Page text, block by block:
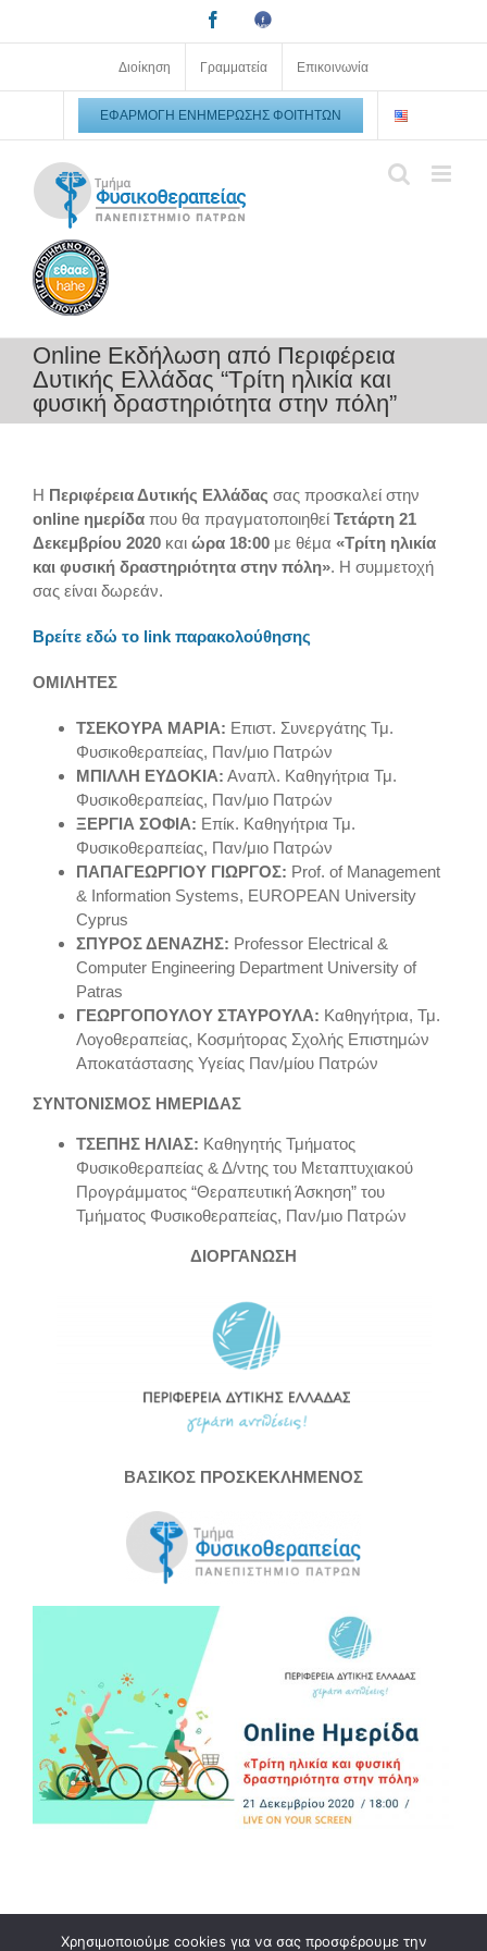
FacebookFacebook
Διοίκηση Γραμματεία Επικοινωνία
ΕΦΑΡΜΟΓΉ ΕΝΗΜΈΡΩΣΗΣ ΦΟΙΤΗΤΏΝ
Online Εκδήλωση από Περιφέρεια
Δυτικής Ελλάδας “Τρίτη ηλικία και
φυσική δραστηριότητα στην πόλη”
Η Περιφέρεια Δυτικής Ελλάδας σας προσκαλεί στην
online ημερίδα που θα πραγματοποιηθεί Τετάρτη 21
Δεκεμβρίου 2020 και ώρα 18:00 με θέμα «Τρίτη ηλικία
και φυσική δραστηριότητα στην πόλη». Η συμμετοχή
σας είναι δωρεάν.
Βρείτε εδώ το link παρακολούθησης
ΟΜΙΛΗΤΕΣ
ΤΣΕΚΟΥΡΑ ΜΑΡΙΑ: Επιστ. Συνεργάτης Τμ.
Φυσικοθεραπείας, Παν/μιο Πατρών
ΜΠΙΛΛΗ ΕΥΔΟΚΙΑ: Αναπλ. Καθηγήτρια Τμ.
Φυσικοθεραπείας, Παν/μιο Πατρών
ΞΕΡΓΙΑ ΣΟΦΙΑ: Επίκ. Καθηγήτρια Τμ.
Φυσικοθεραπείας, Παν/μιο Πατρών
ΠΑΠΑΓΕΩΡΓΙΟΥ ΓΙΩΡΓΟΣ: Prof. of Management
& Information Systems, EUROPEAN University
Cyprus
ΣΠΥΡΟΣ ΔΕΝΑΖΗΣ: Professor Electrical &
Computer Engineering Department University of
Patras
ΓΕΩΡΓΟΠΟΥΛΟΥ ΣΤΑΥΡΟΥΛΑ: Καθηγήτρια, Τμ.
Λογοθεραπείας, Κοσμήτορας Σχολής Επιστημών
Αποκατάστασης Υγείας Παν/μίου Πατρών
ΣΥΝΤΟΝΙΣΜΟΣ ΗΜΕΡΙΔΑΣ
ΤΣΕΠΗΣ ΗΛΙΑΣ: Καθηγητής Τμήματος
Φυσικοθεραπείας & Δ/ντης του Μεταπτυχιακού
Προγράμματος “Θεραπευτική Άσκηση” του
Τμήματος Φυσικοθεραπείας, Παν/μιο Πατρών
ΔΙΟΡΓΑΝΩΣΗ
ΒΑΣΙΚΟΣ ΠΡΟΣΚΕΚΛΗΜΕΝΟΣ
Χρησιμοποιούμε cookies για να σας προσφέρουμε την